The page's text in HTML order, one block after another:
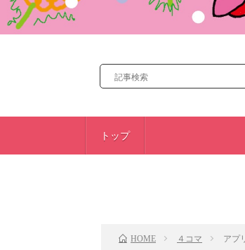
トップ
HOME ４コマ アプ